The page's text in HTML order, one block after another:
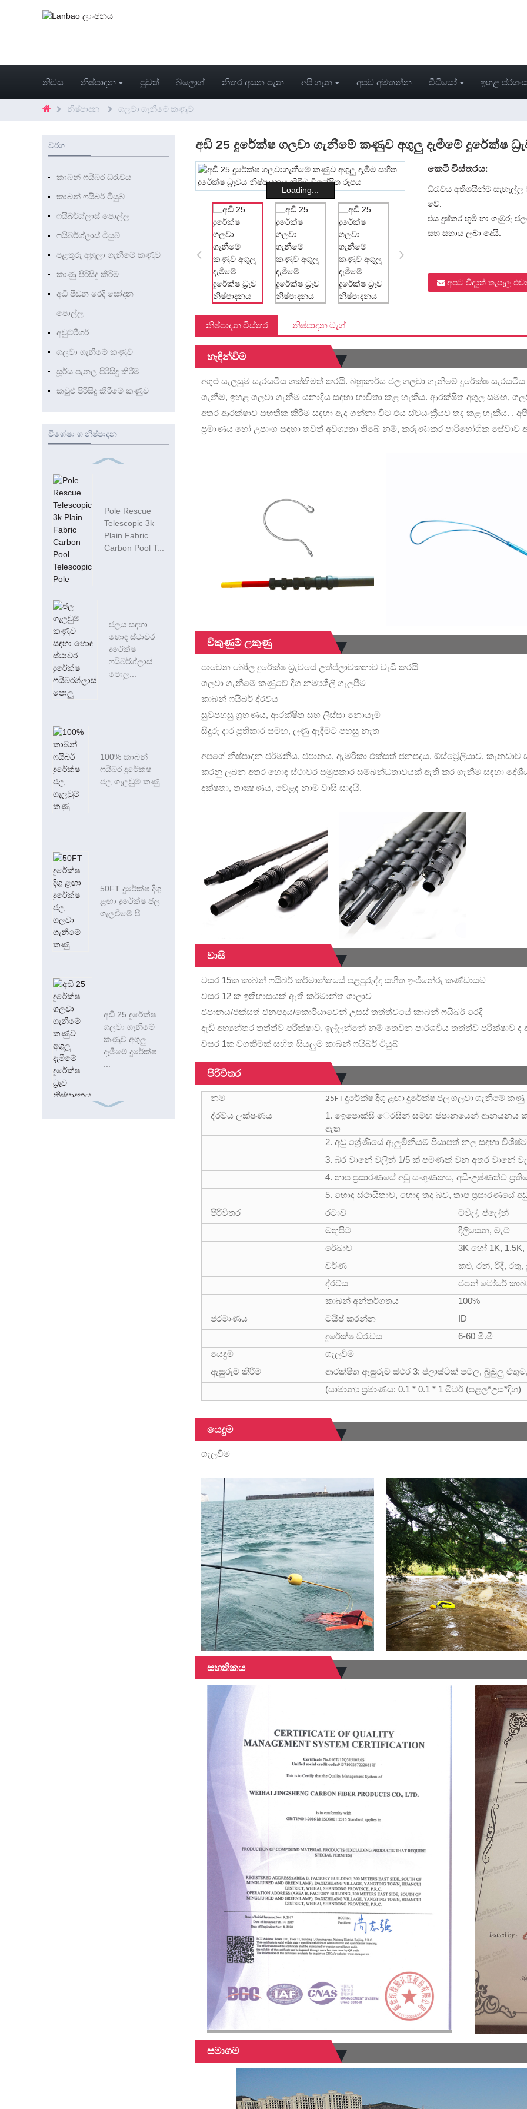
නිවස නිෂ්පාදන පුවත් බ්ලොග් නිතර අසන පැන අපි ගැන අපව අමතන්න වීඩියෝ ඉහළ
නිෂ්පාදන ගලවා ගැනීමේ කණුව
වර්ග
කාබන් ෆයිබර් ධ්රැවය
කාබන් ෆයිබර් ටියුබ්
ෆයිබර්ග්ලාස් පොල්ල
ෆයිබර්ග්ලාස් ටියුබ්
පළතුරු අහුලා ගැනීමේ කණුව
කාණු පිරිසිදු කිරීම
අධි පීඩන රෙදි සෝදන
පොල්ල
අවුට්රිගර්
ගලවා ගැනීමේ කණුව
සූර්ය පැනල පිරිසිදු කිරීම
කවුළු පිරිසිදු කිරීමේ කණුව
විශේෂාංග නිෂ්පාදන
Pole Rescue
Telescopic 3k
Plain Fabric
Carbon Pool T...
ජලය සඳහා
හොඳ ස්ථාවර
දුරේක්ෂ
ෆයිබර්ග්ලාස්
පොලු...
100% කාබන්
ෆයිබර් දුරේක්ෂ
ජල ගැලවුම් කණු
50FT දුරේක්ෂ දිගු
ළඟා දුරේක්ෂ ජල
ගැලවීමේ පී...
අඩි 25 දුරේක්ෂ
ගලවා ගැනීමේ
කණුව අගුලු
දැමීමේ දුරේක්ෂ
...
අඩි 25 දුරේක්ෂ ගලවා ගැනීමේ කණුව අගුලු දැමීමේ දුරේක්ෂ
Loading...
කෙටි විස්තරය:
ධ්රැවය අතිශයින්ම
වේ.
එය දුෂ්කර භූමි හා ගැඹුරු
සහ සහාය ලබා දෙයි.
අපට විද්‍යුත් තැපෑල
නිෂ්පාදන විස්තර නිෂ්පාදන ටැග්
හැඳින්වීම
අගුළු සැලසුම සැරයටිය ශක්තිමත් කරයි. බහුකාර්ය ජල ගලවා ගැනීමේ දුරේක්ෂ
ගැනීම, ඉහළ ගලවා ගැනීම යනාදිය සඳහා භාවිතා කළ හැකිය. ආරක්ෂිත අගුල සමඟ,
අතර ආරක්ෂාව සහතික කිරීම සඳහා ඇද ගන්නා විට එය ස්වයංක්‍රීයව තද කළ හැකිය.
ප්‍රමාණය හෝ උපාංග සඳහා තවත් අවශ්‍යතා තිබේ නම්, කරුණාකර පාරිභෝගික සේවාව
විකුණුම් ලකුණු
පාවෙන බෝල දුරේක්ෂ ධ්‍රැවයේ උත්ප්ලාවකතාව වැඩි කරයි
ගලවා ගැනීමේ කණුවේ දිග නම්‍යශීලී ගැලපීම
කාබන් ෆයිබර් ද්රව්ය
සුවපහසු ග්‍රහණය, ආරක්ෂිත සහ ලිස්සා නොයෑම
සිදුරු දාර ප්‍රතිකාර සමඟ, ලණු ඇඳීමට පහසු නැත
අපගේ නිෂ්පාදන ජර්මනිය, ජපානය, ඇමරිකා එක්සත් ජනපදය, ඕස්ට්‍රේලියාව,
කරනු ලබන අතර හොඳ ස්ථාවර සමුපකාර සම්බන්ධතාවයක් ඇති කර ගැනීම සඳහා
දක්ෂතා, තාක්‍ෂණය, වෙළඳ නාම වාසි සාදයි.
වාසි
වසර 15ක කාබන් ෆයිබර් කර්මාන්තයේ පළපුරුද්ද සහිත ඉංජිනේරු කණ්ඩායම
වසර 12 ක ඉතිහාසයක් ඇති කර්මාන්ත ශාලාව
ජපානය/එක්සත් ජනපදය/කොරියාවෙන් උසස් තත්ත්වයේ කාබන් ෆයිබර් රෙදි
දැඩි අභ්‍යන්තර තත්ත්ව පරීක්ෂාව, ඉල්ලන්නේ නම් තෙවන පාර්ශවීය තත්ත්ව පරීක්ෂාව ද
වසර 1ක වගකීමක් සහිත සියලුම කාබන් ෆයිබර් ටියුබ්
පිරිවිතර
නම 25FT දුරේක්ෂ දිගු ළඟා දුරේක්ෂ ජල ගලවා ගැනීමේ කණු
ද්රව්ය ලක්ෂණය
1. ඉෙපොක්සි ෙරසින් සමඟ ජපානයෙන් ආනයනය
ඇත
2. අඩු ශ්‍රේණියේ ඇලුමිනියම් පියාපත් නල සඳහා විශිෂ්ට
3. බර වානේ වලින් 1/5 ක් පමණක් වන අතර වානේ
4. තාප ප්‍රසාරණයේ අඩු සංගුණකය, අධි-උෂ්ණත්ව
5. හොඳ ස්ථායිතාව, හොඳ තද බව, තාප ප්‍රසාරණයේ
පිරිවිතර
රටාව
ට්විල්, ප්ලේන්
මතුපිට
දිලිසෙන, මැට්
රේඛාව
3K හෝ 1K, 1.5K,
වර්ණ
කළු, රන්, රිදී,
ද්රව්ය
ජපන් ටෝරේ
කාබන් අන්තර්ගතය
100%
ප්රමාණය
ටයිප් කරන්න
ID
දුරේක්ෂ ධ්රැවය
6-60 මි.මී
යෙදුම
ගැලවීම
ඇසුරුම් කිරීම
ආරක්ෂිත ඇසුරුම් ස්ථර 3: ප්ලාස්ටික් පටල, බුබුලු
(සාමාන්‍ය ප්‍රමාණය: 0.1 * 0.1 * 1 මීටර් (පළල*උස*දිග)
යෙදුම
ගැලවීම
සහතිකය
සමාගම